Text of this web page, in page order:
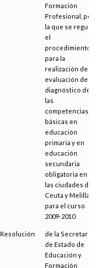
Formación
Profesional, por
la que se regula
el
procedimiento
para la
realización de la
evaluación de
diagnóstico de
las
competencias
básicas en
educación
primaria y en
educación
secundaria
obligatoria en
las ciudades de
Ceuta y Melilla
para el curso
2009-2010
Resolución
de la Secretaría
de Estado de
Educación y
Formación